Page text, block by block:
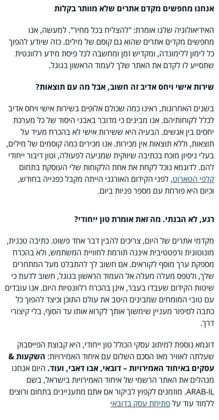
אנחנו מחפשים מקדם אתרים שלא מוותר בקלות
האידיאולוגיה שלנו אומרת: "להצליח בכל מחיר". למעשה, אנו
מחפשים מקדים אתרים שהוא גם קוסם של מילים. כזה שיודע להפוך
כל לימון ללימונדה, ומקדיש זמן ומחשבה לכל פיסת מידע רלוונטית
שתסייע לו לקדם את האתר שלך לעמוד הראשון בגוגל.
שירות אישי ויחס אדיב זה חשוב, אבל מה עם תוצאות?
בשנים האחרונות, ראינו כמה שכולם אלופים בשירות אישי ויחס אדיב
לכלל לקוחותיהם. אנו מבינים כי מדובר באבני היסוד של כל מערכת
יחסים בין אנשים. הבעיה היא ששירות אישי לא בהכרח מעיד על
תוצאות, וללא תוצאות אין מכירות. אנו מכירים כמה קוסמים של מילים,
בעלי ניסיון מוכח בכתיבה שיווקית שמניעה לפעולה, וטון דיבור ייחודי
להם. לדוגמא נוכל לקחת את אחת הלקוחות שלי העוסקת בתחום
קלפי הטארוט, לפני הקידום האורגני הייתה מקבל כפנייה בחודש,
וכיום היא פורחת עם מספר פניות ביום.
רגע, לא הבנתי. מה זאת אומרת טון ייחודי?
מקדמי אתרים של היום, צריכים להבין דבר אחד פשוט. כתיבה טכנית,
מונוטונית ורפטטיבית איננה תורמת לחוויית המשתמש, ולא בהכרח
מספקת ערך מוסף לקוראים. אם חשוב לך להתבלט מעל המתחרים
שלך, ולטפס מעלה מעלה אל העמוד הראשון בגוגל, חשוב לדעת כי
שיטות הקידום שעבדו בעבר, אינן בהכרח רלוונטיות היום. אנו עובדים
עם טובי המומחים שמבינים היטב את עולם התוכן וכיצד להפוך כל
כתבה לסיפור מעניין שימשוך אותך לקרוא אותו עד הסוף, בלי קיצורי
דרך.
דוגמא נוספת למיתוג עסקי הכולל טון ייחודי, היא קבוצת הפייסבוק
שעלתה לאוויר מאז הסכם השלום עם איחוד האמירויות:השקעות &
עסקים באיחוד האמירויות – דובאי, אבו דאבי, ועוד.היום אנחנו
מנהלים את האתר הרשמי של איחוד האמירויות בישראל, בשם
ARAB-IL. מוזמנים לקפוץ לביקור אם אתם מתעניינים בתחום ורוצים
ללמוד עוד עלפתיחת עסק בדובאי